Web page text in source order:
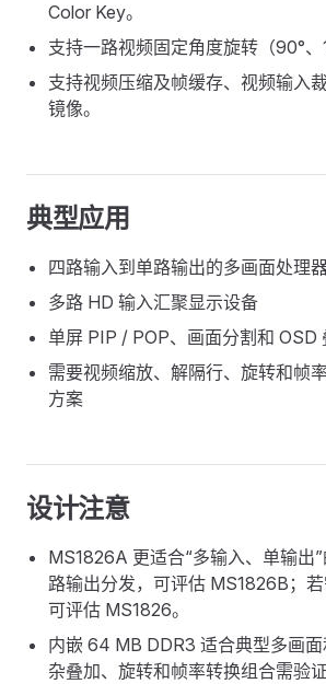
Color Key。
支持一路视频固定角度旋转（90°、
支持视频压缩及帧缓存、视频输入
镜像。
典型应用
四路输入到单路输出的多画面处理
多路 HD 输入汇聚显示设备
单屏 PIP / POP、画面分割和 OSD
需要视频缩放、解隔行、旋转和帧
方案
设计注意
MS1826A 更适合“多输入、单输出
路输出分发，可评估 MS1826B；若
可评估 MS1826。
内嵌 64 MB DDR3 适合典型多画
杂叠加、旋转和帧率转换组合需验证